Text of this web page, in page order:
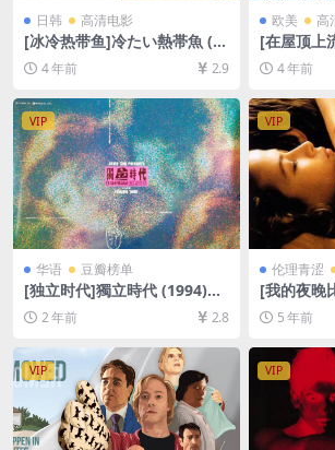
日韩 高清电影
[冰冷热带鱼]冷たい熱帯魚 (2
010)[百度网盘+夸克网盘+迅
雷云盘资源1080P超清未删减]
4 年前 2.9
欧美 高
[在屋顶上
(2007)[百
源1080P
4 年前
VIP
华语 豆瓣榜单
[独立时代]獨立時代 (1994)高
清修复版[百度网盘+夸克网盘
1080P超清未删减资源][网盘
在线播放/下载][MP4/8.3GB]
[中文字幕]
2 年前 2.8
VIP
伦理青涩
[我的夜晚
89)[百度
080P超清
B][中英字
5 年前
VIP VIP